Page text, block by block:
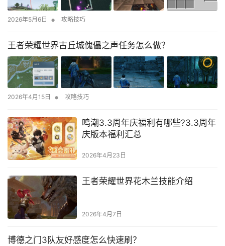
2026年5月6日 • 攻略技巧
王者荣耀世界古丘城傀儡之声任务怎么做？
2026年4月15日 • 攻略技巧
鸣潮3.3周年庆福利有哪些?3.3周年
庆版本福利汇总
2026年4月23日
王者荣耀世界花木兰技能介绍
2026年4月7日
博德之门3队友好感度怎么快速刷？